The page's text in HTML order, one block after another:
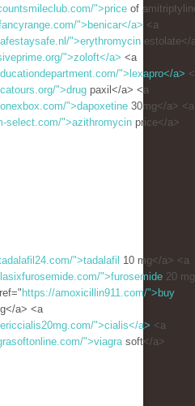
">price of
">benicar</a> <a
">erythromycin estolate</
">zoloft</a> <a
">lexapro</a>
">drug paxil</a> <a
">dapoxetine 30mg</a> <a
select.com/">azithromycin price</a>
">tadalafil 10 mg</a> <a
">furosemide 20 mg
https://amoxicillin911.com/">buy
a> <a
">cialis</a> <a
">viagrasoft</a>